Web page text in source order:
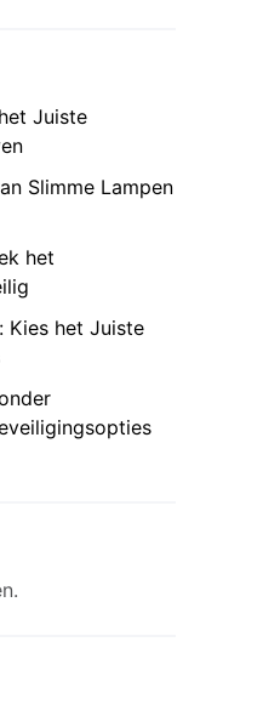
Juiste
Slimme Lampen
het
Kies het Juiste